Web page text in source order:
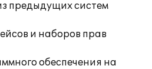
предыдущих систем
и наборов прав
обеспечения на